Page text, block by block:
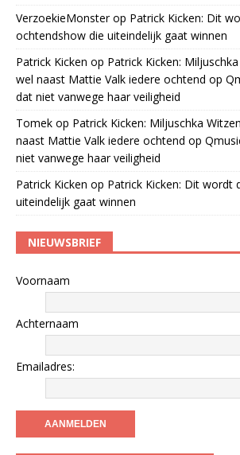
VerzoekieMonsterop Patrick Kicken: Dit
ochtendshow die uiteindelijk gaat winnen
Patrick Kicken op Patrick Kicken:
wel naast Mattie Valk iedere ochtend op
dat niet vanwege haar veiligheid
Tomek op Patrick Kicken: Miljuschka
naast Mattie Valk iedere ochtend op
niet vanwege haar veiligheid
Patrick Kicken op Patrick Kicken: Dit wordt
uiteindelijk gaat winnen
NIEUWSBRIEF
Voornaam
Achternaam
Emailadres: